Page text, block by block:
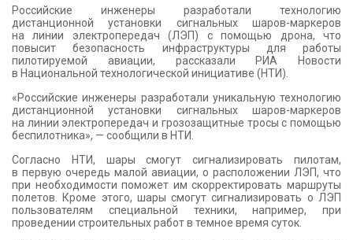
МЕДИА
КОНТАКТЫ
Российские инженеры разработали технологию
дистанционной установки сигнальных шаров-маркеров
на линии электропередач (ЛЭП) с помощью дрона, что
повысит безопасность инфраструктуры для работы
пилотируемой авиации, рассказали РИА Новости
в Национальной технологической инициативе (НТИ).
«Российские инженеры разработали уникальную технологию
дистанционной установки сигнальных шаров-маркеров
на линии электропередач и грозозащитные тросы с помощью
беспилотника», — сообщили в НТИ.
Согласно НТИ, шары смогут сигнализировать пилотам,
в первую очередь малой авиации, о расположении ЛЭП, что
при необходимости поможет им скорректировать маршруты
полетов. Кроме этого, шары смогут сигнализировать о ЛЭП
пользователям специальной техники, например, при
проведении строительных работ в темное время суток.